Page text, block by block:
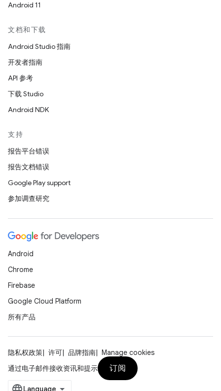
Android 11
文档和下载
Android Studio 指南
开发者指南
API 参考
下载 Studio
Android NDK
支持
报告平台错误
报告文档错误
Google Play support
参加调查研究
Android
Chrome
Firebase
Google Cloud Platform
所有产品
隐私权政策 许可 品牌指南
Manage cookies
通过电子邮件接收资讯和提示
订阅